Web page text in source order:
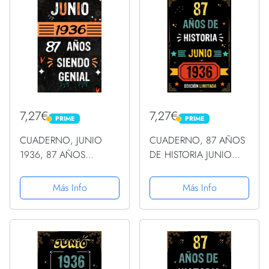
cumpleaños... divertido,
... regalo...
cumpleaños... un
cumpleaños... ......
7,27€ PRIME
PRIME
CUADERNO, JUNIO
1936, 87 AÑOS
Regalo de 87
cumpleaños para
mujeres y hombres,
cumpleaños... un
cumpleaños... divertido,
Más Info
7,27€ PRIME
PRIME
CUADERNO, 87 AÑOS
DE HISTORIA JUNIO
LIMITADA: Regalo de 87
cumpleaños para
mujeres y hombres,
cumpleaños... un
cumpleaños... ......
Más Info